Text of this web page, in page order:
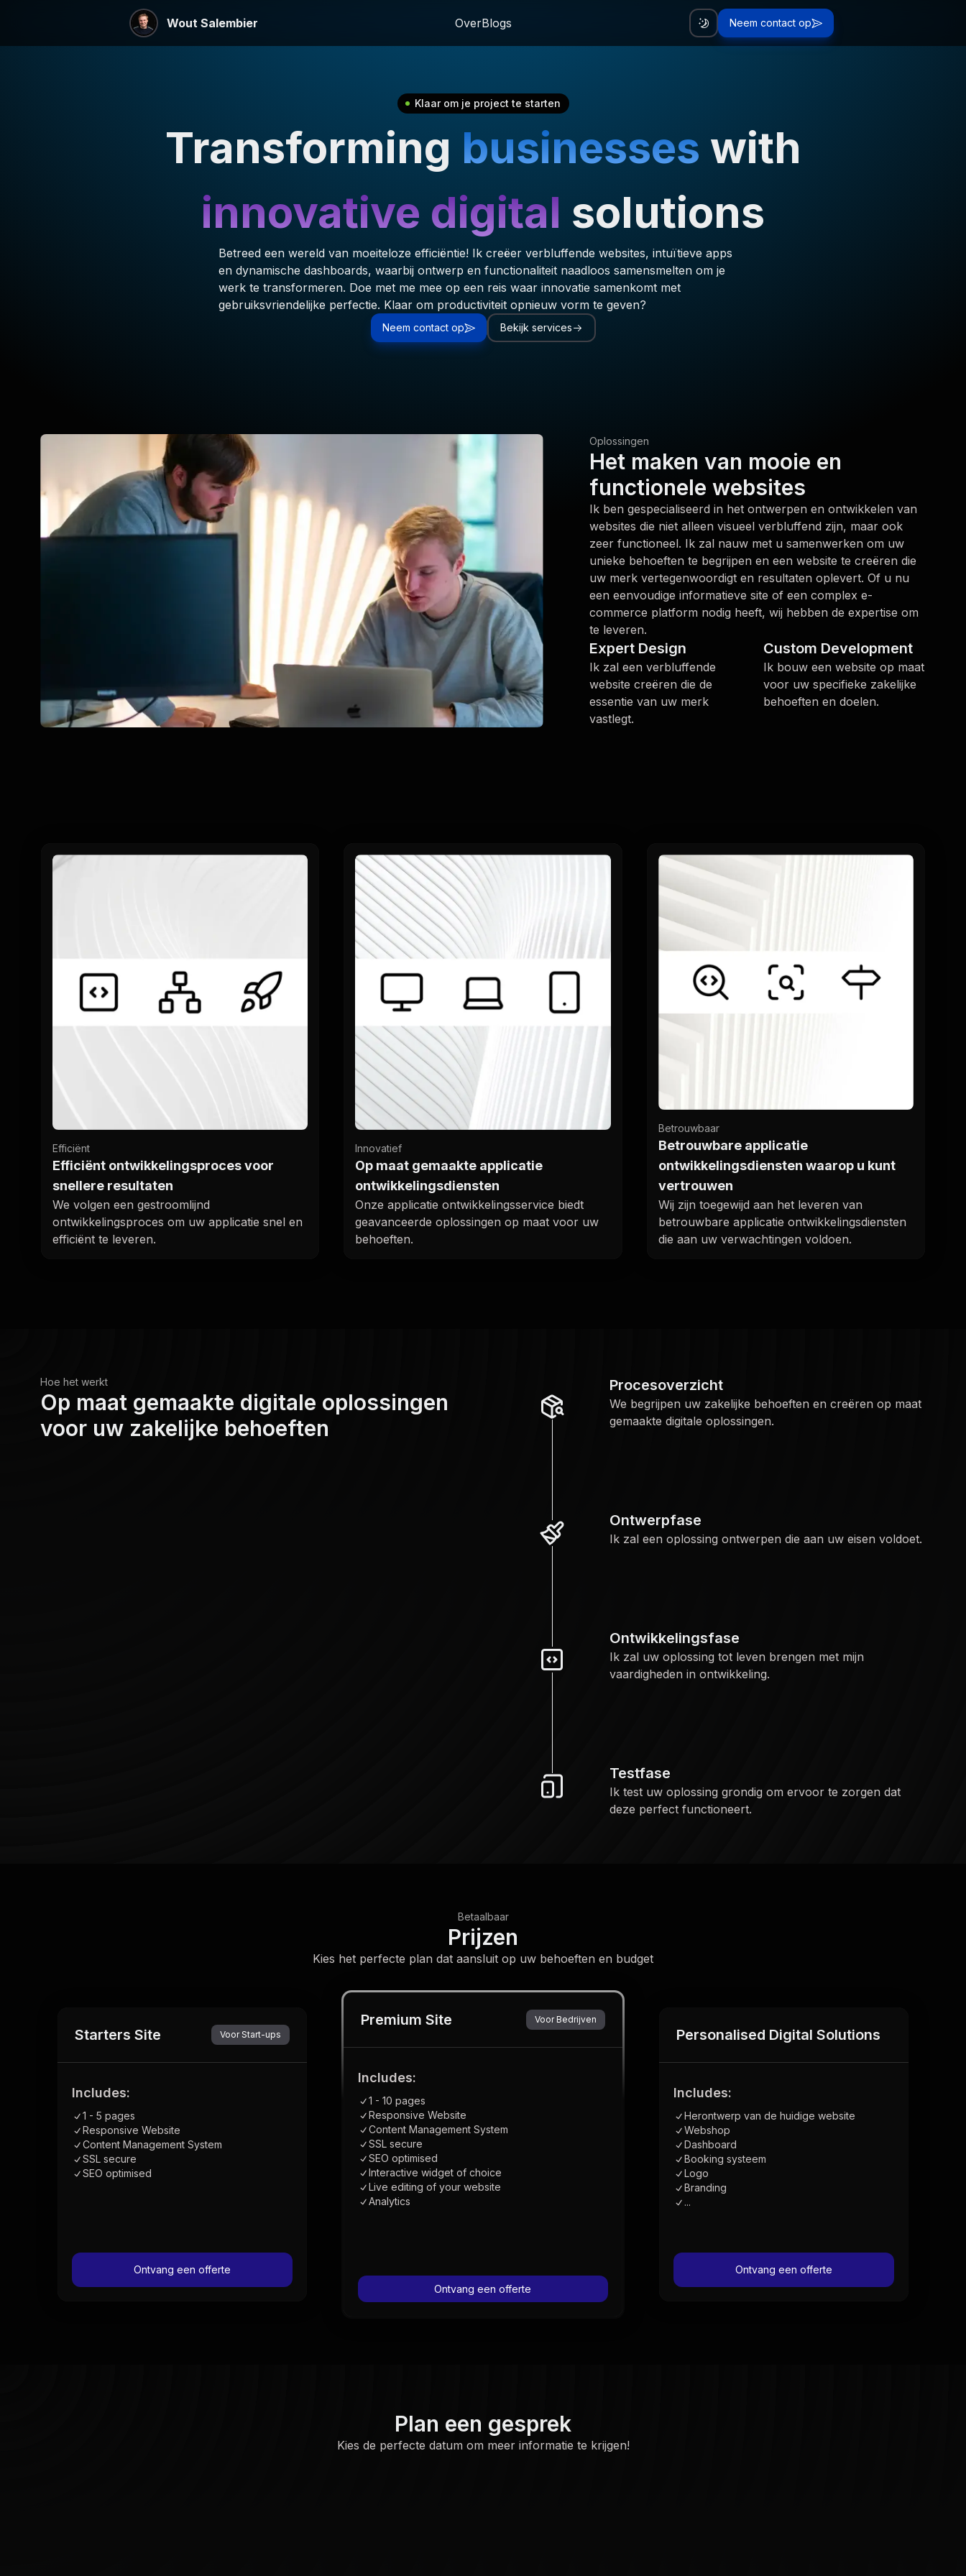
Wout Salembier OverBlogs Neem contact op
Klaar om je project te starten
Transforming businesses with
innovative digital solutions
Betreed een wereld van moeiteloze efficiëntie! Ik creëer verbluffende websites, intuïtieve apps
en dynamische dashboards, waarbij ontwerp en functionaliteit naadloos samensmelten om je
werk te transformeren. Doe met me mee op een reis waar innovatie samenkomt met
gebruiksvriendelijke perfectie. Klaar om productiviteit opnieuw vorm te geven?
Neem contact op Bekijk services
Oplossingen
Het maken van mooie en
functionele websites
Ik ben gespecialiseerd in het ontwerpen en ontwikkelen van
websites die niet alleen visueel verbluffend zijn, maar ook
zeer functioneel. Ik zal nauw met u samenwerken om uw
unieke behoeften te begrijpen en een website te creëren die
uw merk vertegenwoordigt en resultaten oplevert. Of u nu
een eenvoudige informatieve site of een complex e-
commerce platform nodig heeft, wij hebben de expertise om
te leveren.
Expert Design
Ik zal een verbluffende
website creëren die de
essentie van uw merk
vastlegt.
Custom Development
Ik bouw een website op maat
voor uw specifieke zakelijke
behoeften en doelen.
Efficiënt
Efficiënt ontwikkelingsproces voor
snellere resultaten
We volgen een gestroomlijnd
ontwikkelingsproces om uw applicatie snel en
efficiënt te leveren.
Innovatief
Op maat gemaakte applicatie
ontwikkelingsdiensten
Onze applicatie ontwikkelingsservice biedt
geavanceerde oplossingen op maat voor uw
behoeften.
Betrouwbaar
Betrouwbare applicatie
ontwikkelingsdiensten waarop u kunt
vertrouwen
Wij zijn toegewijd aan het leveren van
betrouwbare applicatie ontwikkelingsdiensten
die aan uw verwachtingen voldoen.
Hoe het werkt
Op maat gemaakte digitale oplossingen
voor uw zakelijke behoeften
Procesoverzicht
We begrijpen uw zakelijke behoeften en creëren op maat
gemaakte digitale oplossingen.
Ontwerpfase
Ik zal een oplossing ontwerpen die aan uw eisen voldoet.
Ontwikkelingsfase
Ik zal uw oplossing tot leven brengen met mijn
vaardigheden in ontwikkeling.
Testfase
Ik test uw oplossing grondig om ervoor te zorgen dat
deze perfect functioneert.
Betaalbaar
Prijzen
Kies het perfecte plan dat aansluit op uw behoeften en budget
Starters Site Voor Start-ups
Includes:
1 - 5 pages
Responsive Website
Content Management System
SSL secure
SEO optimised
Ontvang een offerte
Premium Site Voor Bedrijven
Includes:
1 - 10 pages
Responsive Website
Content Management System
SSL secure
SEO optimised
Interactive widget of choice
Live editing of your website
Analytics
Ontvang een offerte
Personalised Digital Solutions
Includes:
Herontwerp van de huidige website
Webshop
Dashboard
Booking systeem
Logo
Branding
...
Ontvang een offerte
Plan een gesprek
Kies de perfecte datum om meer informatie te krijgen!